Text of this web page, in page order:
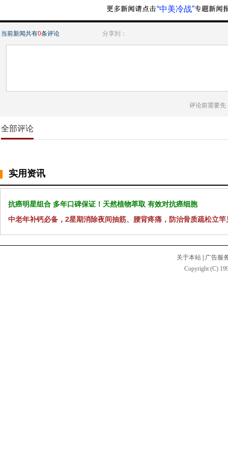
“中美冷战”
当前新闻共有0条评论 分享到：
评论前需要先
全部评论
实用资讯
抗癌明星组合 多年口碑保证！天然植物萃取 有效对抗癌细胞
中老年补钙必备，2星期消除夜间抽筋、腰背疼痛，防治骨质疏松立竿
关于本站 | 广告服
Copyright (C)